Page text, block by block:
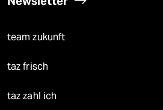
team zukunft
taz frisch
taz zahl ich